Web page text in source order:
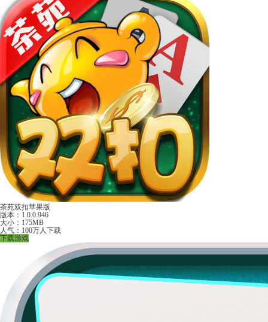
茶苑双扣苹果版
版本：1.0.0.946
大小：175MB
人气：100万人下载
下载游戏